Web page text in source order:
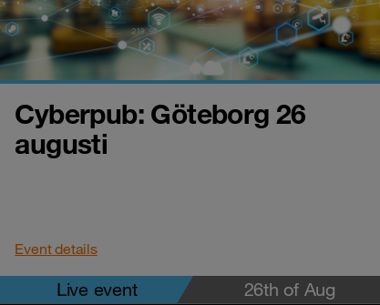
Cyberpub: Göteborg 26
augusti
Event details
Live event 26th of Aug